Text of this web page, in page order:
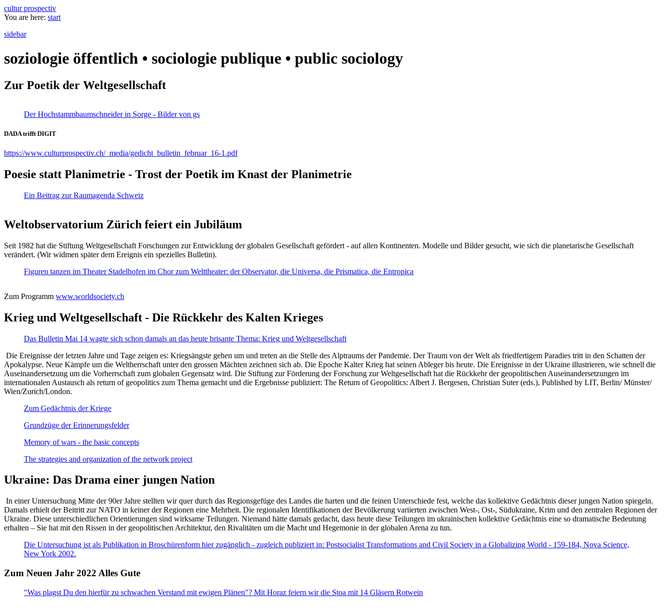
cultur prospectiv
You are here: start
sidebar
soziologie öffentlich • sociologie publique • public sociology
Zur Poetik der Weltgesellschaft
Der Hochstammbaumschneider in Sorge - Bilder von gs
DADA trifft DIGIT
https://www.culturprospectiv.ch/_media/gedicht_bulletin_februar_16-1.pdf
Poesie statt Planimetrie - Trost der Poetik im Knast der Planimetrie
Ein Beitrag zur Raumagenda Schweiz
Weltobservatorium Zürich feiert ein Jubiläum
Seit 1982 hat die Stiftung Weltgesellschaft Forschungen zur Entwicklung der globalen Gesellschaft gefördert - auf allen Kontinenten. Modelle und Bilder gesucht, wie sich die planetarische Gesellschaft
verändert. (Wir widmen später dem Ereignis ein spezielles Bulletin).
Figuren tanzen im Theater Stadelhofen im Chor zum Welttheater: der Observator, die Universa, die Prismatica, die Entropica
Zum Programm www.worldsociety.ch
Krieg und Weltgesellschaft - Die Rückkehr des Kalten Krieges
Das Bulletin Mai 14 wagte sich schon damals an das heute brisante Thema: Krieg und Weltgesellschaft
Die Ereignisse der letzten Jahre und Tage zeigen es: Kriegsängste gehen um und treten an die Stelle des Alptraums der Pandemie. Der Traum von der Welt als friedfertigem Paradies tritt in den Schatten der
Apokalypse. Neue Kämpfe um die Weltherrschaft unter den grossen Mächten zeichnen sich ab. Die Epoche Kalter Krieg hat seinen Ableger bis heute. Die Ereignisse in der Ukraine illustrieren, wie schnell die
Auseinandersetzung um die Vorherrschaft zum globalen Gegensatz wird. Die Stiftung zur Förderung der Forschung zur Weltgesellschaft hat die Rückkehr der geopolitischen Auseinandersetzungen im
internationalen Austausch als return of geopolitics zum Thema gemacht und die Ergebnisse publiziert: The Return of Geopolitics: Albert J. Bergesen, Christian Suter (eds.), Published by LIT, Berlin/ Münster/
Wien/Zurich/London.
Zum Gedächtnis der Kriege
Grundzüge der Erinnerungsfelder
Memory of wars - the basic concepts
The strategies and organization of the network project
Ukraine: Das Drama einer jungen Nation
In einer Untersuchung Mitte der 90er Jahre stellten wir quer durch das Regionsgefüge des Landes die harten und die feinen Unterschiede fest, welche das kollektive Gedächtnis dieser jungen Nation spiegeln.
Damals erhielt der Beitritt zur NATO in keiner der Regionen eine Mehrheit. Die regionalen Identifikationen der Bevölkerung variierten zwischen West-, Ost-, Südukraine, Krim und den zentralen Regionen der
Ukraine. Diese unterschiedlichen Orientierungen sind wirksame Teilungen. Niemand hätte damals gedacht, dass heute diese Teilungen im ukrainischen kollektive Gedächtnis eine so dramatische Bedeutung
erhalten – Sie hat mit den Rissen in der geopolitischen Architektur, den Rivalitäten um die Macht und Hegemonie in der globalen Arena zu tun.
Die Untersuchung ist als Publikation in Broschürenform hier zugänglich - zugleich publiziert in: Postsocialist Transformations and Civil Society in a Globalizing World - 159-184, Nova Science,
New York 2002.
Zum Neuen Jahr 2022 Alles Gute
"Was plagst Du den hierfür zu schwachen Verstand mit ewigen Plänen"? Mit Horaz feiern wir die Stoa mit 14 Gläsern Rotwein